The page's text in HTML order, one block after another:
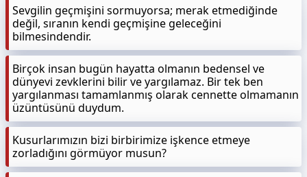
Sevgilin geçmişini sormuyorsa; merak etmediğinde
değil, sıranın kendi geçmişine geleceğini
bilmesindendir.
Birçok insan bugün hayatta olmanın bedensel ve
dünyevi zevklerini bilir ve yargılamaz. Bir tek ben
yargılanması tamamlanmış olarak cennette olmamanın
üzüntüsünü duydum.
Kusurlarımızın bizi birbirimize işkence etmeye
zorladığını görmüyor musun?